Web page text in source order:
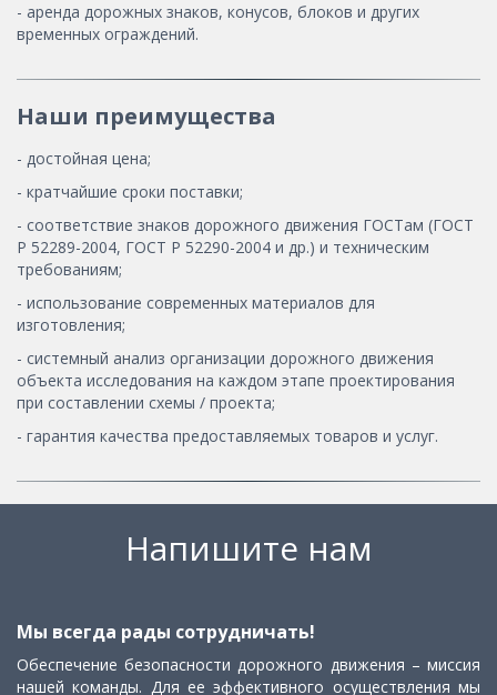
- аренда дорожных знаков, конусов, блоков и других
временных ограждений.
Наши преимущества
- достойная цена;
- кратчайшие сроки поставки;
- соответствие знаков дорожного движения ГОСТам (ГОСТ
Р 52289-2004, ГОСТ Р 52290-2004 и др.) и техническим
требованиям;
- использование современных материалов для
изготовления;
- системный анализ организации дорожного движения
объекта исследования на каждом этапе проектирования
при составлении схемы / проекта;
- гарантия качества предоставляемых товаров и услуг.
Напишите нам
Мы всегда рады сотрудничать!
Обеспечение безопасности дорожного движения – миссия
нашей команды. Для ее эффективного осуществления мы